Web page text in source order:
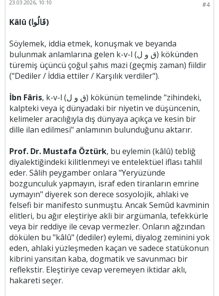
#4
23.03.2026, 10:10
Kâlû (قَالُوا)
Söylemek, iddia etmek, konuşmak ve beyanda
bulunmak anlamlarına gelen k-v-l (ق و ل) kökünden
türemiş üçüncü çoğul şahıs mazi (geçmiş zaman) fiildir
("Dediler / İddia ettiler / Karşılık verdiler").
İbn Fâris, k-v-l (ق و ل) kökünün temelinde "zihindeki,
kalpteki veya iç dünyadaki bir niyetin ve düşüncenin,
kelimeler aracılığıyla dış dünyaya açıkça ve kesin bir
dille ilan edilmesi" anlamının bulunduğunu aktarır.
Prof. Dr. Mustafa Öztürk, bu eylemin (kâlû) tebliğ
diyalektiğindeki kilitlenmeyi ve entelektüel iflası tahlil
eder. Sâlih peygamber onlara "Yeryüzünde
bozgunculuk yapmayın, israf eden tiranların emrine
uymayın" diyerek son derece sosyolojik, ahlaki ve
felsefi bir manifesto sunmuştu. Ancak Semûd kavminin
elitleri, bu ağır eleştiriye akli bir argümanla, tefekkürle
veya bir reddiye ile cevap vermezler. Onların ağzından
dökülen bu "kâlû" (dediler) eylemi, diyalog zeminini yok
eden, ahlaki yüzleşmeden kaçan ve sadece statükonun
kibrini yansıtan kaba, dogmatik ve savunmacı bir
reflekstir. Eleştiriye cevap veremeyen iktidar aklı,
hakareti seçer.